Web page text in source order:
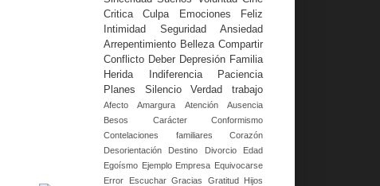
Critica
Culpa Emociones
Feliz
Intimidad
Seguridad
Ansiedad
Arrepentimiento Belleza Compartir
Conflicto Deber Depresión Familia
Herida
Indiferencia
Paciencia
Planes
Silencio Verdad trabajo
Afecto Amargura Atención
Ausencia
Besos
Carácter
Conformismo
Contelaciones familiares
Corazón
Desorientación
Destino Divorcio
Edad
Egoísmo Ejemplo Empresa Equivocarse
Error
Escuchar Gracias Gratitud
Hijos